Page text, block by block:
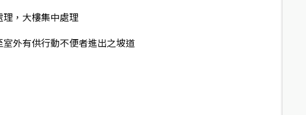
理，大樓集中處理
室外有供行動不便者進出之坡道